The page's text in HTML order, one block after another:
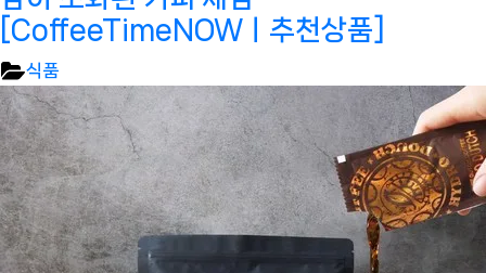
[CoffeeTimeNOWㅣ추천상품]
식품